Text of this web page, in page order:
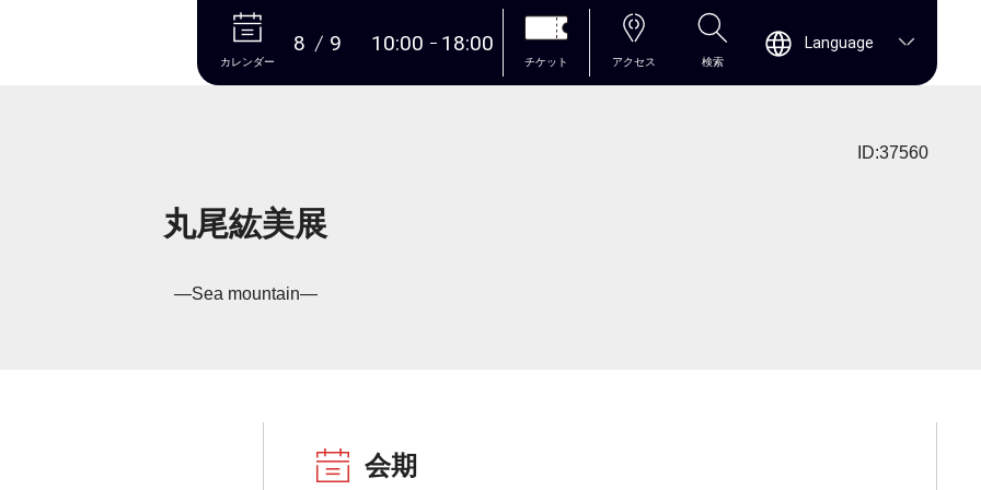
本文へ
カレンダー
8 9 10:00 18:00
チケット アクセス 検索
Language
ID:37560
丸尾紘美展
―Sea mountain―
会期